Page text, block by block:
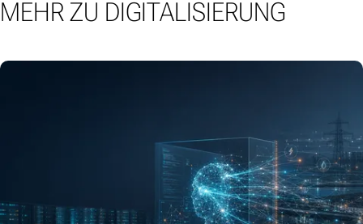
MEHR ZU DIGITALISIERUNG